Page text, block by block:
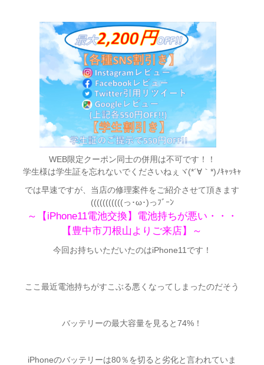
WEB限定クーポン同士の併用は不可です！！
学生様は学生証を忘れないでくださいねぇヾ(*´∀｀*)ﾉｷｬｯｷｬ
では早速ですが、当店の修理案件をご紹介させて頂きます
(((((((((((っ･ω･)っﾌﾞｰﾝ
～【iPhone11電池交換】電池持ちが悪い・・・
【豊中市刀根山よりご来店】～
今回お持ちいただいたのはiPhone11です！
ここ最近電池持ちがすこぶる悪くなってしまったのだそう
バッテリーの最大容量を見ると74%！
iPhoneのバッテリーは80％を切ると劣化と言われていま